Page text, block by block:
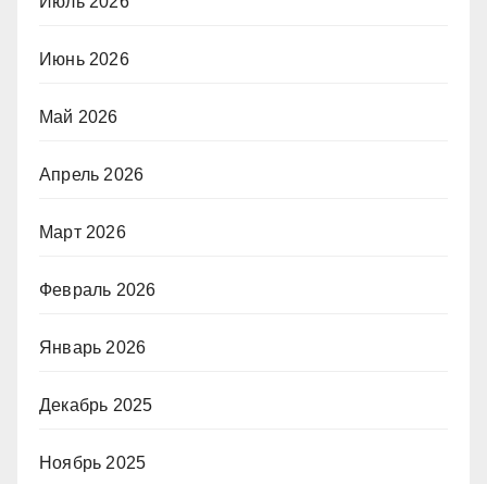
Июнь 2026
Май 2026
Апрель 2026
Март 2026
Февраль 2026
Январь 2026
Декабрь 2025
Ноябрь 2025